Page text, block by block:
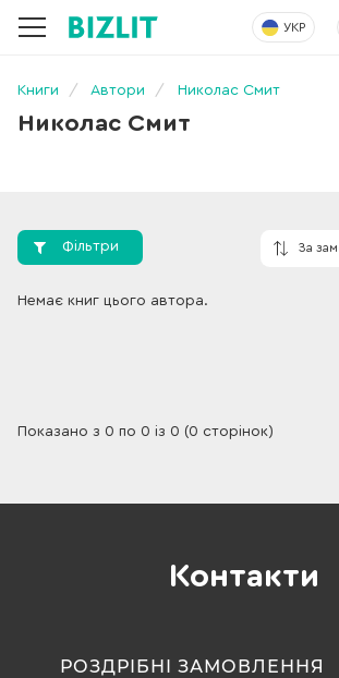
УКР
Книги Автори Николас Смит
Николас Смит
Фільтри
Немає книг цього автора.
Показано з 0 по 0 із 0 (0 сторінок)
Контакти
РОЗДРІБНІ ЗАМОВЛЕННЯ